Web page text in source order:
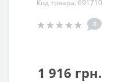
Код товара: 691710
0
1 916 грн.